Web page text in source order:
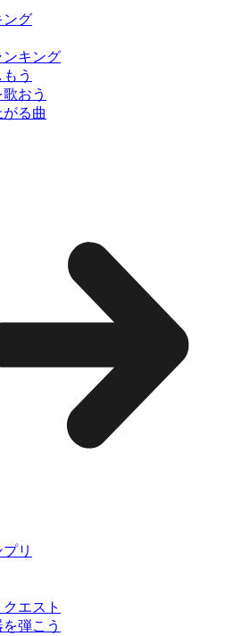
ング
ンキング
う
おう
る曲
リ
エスト
弾こう